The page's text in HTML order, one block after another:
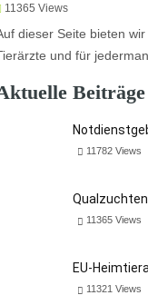
11365 Views
dieser Seite bieten
und für
Beiträge
11782 Views
Qualzuchten
11365 Views
EU-
11321 Views